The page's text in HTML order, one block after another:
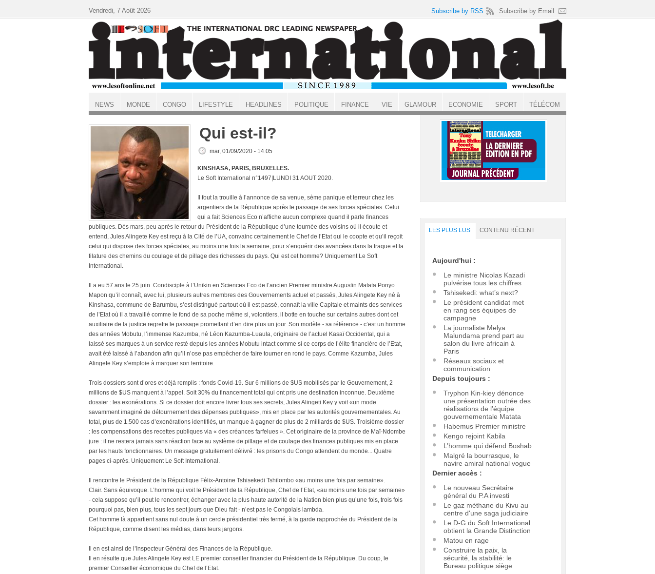
ACCUEIL
Qui est-il?
mar, 01/09/2020 - 14:05
KINSHASA, PARIS, BRUXELLES.
Le Soft International n°1497|LUNDI 31 AOUT 2020.
Il fout la trouille à l’annonce de sa venue, sème panique et terreur chez les
argentiers de la République après le passage de ses forces spéciales. Celui
qui a fait Sciences Eco n’affiche aucun complexe quand il parle finances
publiques. Dès mars, peu après le retour du Président de la République d’une tournée des voisins où il écoute et
entend, Jules Alingete Key est reçu à la Cité de l’UA, convainc certainement le Chef de l’Etat qui le coopte et qu’il reçoit
celui qui dispose des forces spéciales, au moins une fois la semaine, pour s’enquérir des avancées dans la traque et la
filature des chemins du coulage et de pillage des richesses du pays. Qui est cet homme? Uniquement Le Soft
International.
Il a eu 57 ans le 25 juin. Condisciple à l’Unikin en Sciences Eco de l’ancien Premier ministre Augustin Matata Ponyo
Mapon qu’il connaît, avec lui, plusieurs autres membres des Gouvernements actuel et passés, Jules Alingete Key né à
Kinshasa, commune de Barumbu, s’est distingué partout où il est passé, connaît la ville Capitale et maints des services
de l’Etat où il a travaillé comme le fond de sa poche même si, volontiers, il botte en touche sur certains autres dont cet
auxiliaire de la justice regrette le passage promettant d’en dire plus un jour. Son modèle - sa référence - c’est un homme
des années Mobutu, l’immense Kazumba, né Léon Kazumba-Luaula, originaire de l’actuel Kasaï Occidental, qui a
laissé ses marques à un service resté depuis les années Mobutu intact comme si ce corps de l’élite financière de l’Etat,
avait été laissé à l’abandon afin qu’il n’ose pas empêcher de faire tourner en rond le pays. Comme Kazumba, Jules
Alingete Key s’emploie à marquer son territoire.
Trois dossiers sont d’ores et déjà remplis : fonds Covid-19. Sur 6 millions de $US mobilisés par le Gouvernement, 2
millions de $US manquent à l’appel. Soit 30% du financement total qui ont pris une destination inconnue. Deuxième
dossier : les exonérations. Si ce dossier doit encore livrer tous ses secrets, Jules Alingeti Key y voit «un mode
savamment imaginé de détournement des dépenses publiques», mis en place par les autorités gouvernementales. Au
total, plus de 1.500 cas d’exonérations identifiés, un manque à gagner de plus de 2 milliards de $US. Troisième dossier
: les compensations des recettes publiques via « des créances farfelues ». Cet originaire de la province de Maï-Ndombe
jure : il ne restera jamais sans réaction face au système de pillage et de coulage des finances publiques mis en place
par les hauts fonctionnaires. Un message gratuitement délivré : les prisons du Congo attendent du monde... Quatre
pages ci-après. Uniquement Le Soft International.
Il rencontre le Président de la République Félix-Antoine Tshisekedi Tshilombo «au moins une fois par semaine».
Clair. Sans équivoque. L’homme qui voit le Président de la République, Chef de l’Etat, «au moins une fois par semaine»
- cela suppose qu’il peut le rencontrer, échanger avec la plus haute autorité de la Nation bien plus qu’une fois, trois fois
pourquoi pas, bien plus, tous les sept jours que Dieu fait - n’est pas le Congolais lambda.
Cet homme là appartient sans nul doute à un cercle présidentiel très fermé, à la garde rapprochée du Président de la
République, comme disent les médias, dans leurs jargons.
Il en est ainsi de l’Inspecteur Général des Finances de la République.
Il en résulte que Jules Alingete Key est LE premier conseiller financier du Président de la République. Du coup, le
premier Conseiller économique du Chef de l’Etat.
LES PLUS LUS CONTENU RÉCENT
Aujourd'hui :
Le ministre Nicolas Kazadi
pulvérise tous les chiffres
Tshisekedi: what’s next?
Le président candidat met
en rang ses équipes de
campagne
La journaliste Melya
Malundama prend part au
salon du livre africain à
Paris
Réseaux sociaux et
communication
Depuis toujours :
Tryphon Kin-kiey dénonce
une présentation outrée des
réalisations de l’équipe
gouvernementale Matata
Habemus Premier ministre
Kengo rejoint Kabila
L’homme qui défend Boshab
Malgré la bourrasque, le
navire amiral national vogue
Dernier accès :
Le nouveau Secrétaire
général du P.A investi
Le gaz méthane du Kivu au
centre d'une saga judiciaire
Le D-G du Soft International
obtient la Grande Distinction
Matou en rage
Construire la paix, la
sécurité, la stabilité: le
Bureau politique siège
Vendredi, 7 Août 2026 Subscribe by RSS Subscribe by Email
NEWS MONDE CONGO LIFESTYLE HEADLINES POLITIQUE FINANCE VIE GLAMOUR ECONOMIE SPORT TÉLÉCOM